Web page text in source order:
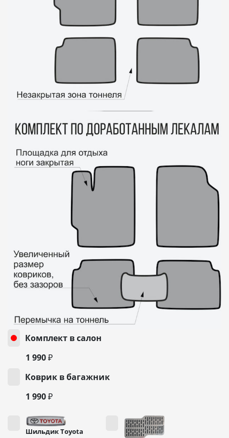
Комплект в салон
1 990 ₽
Коврик в багажник
1 990 ₽
Шильдик Toyota